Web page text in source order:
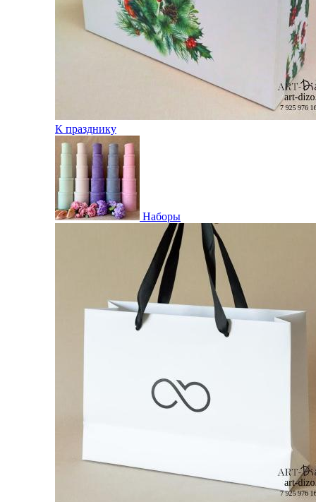
К празднику
Наборы